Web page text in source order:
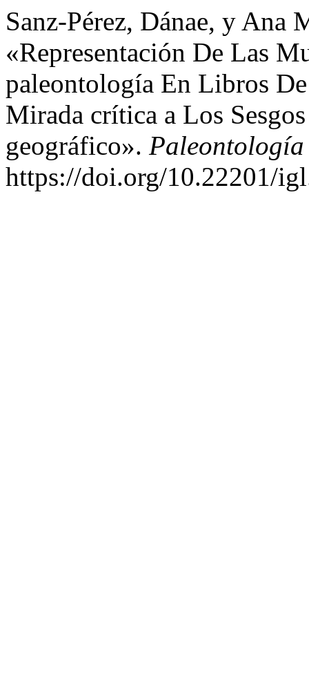
Sanz-Pérez, Dánae, y Ana
«Representación De Las
paleontología En Libros
Mirada crítica a Los
geográfico».
https://doi.org/10.22201/